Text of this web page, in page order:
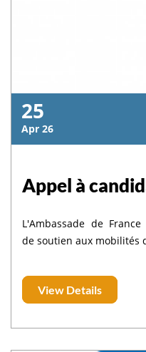
25
Apr 26
Appel à
L'Ambassade de
de soutien aux mobilités
View Details